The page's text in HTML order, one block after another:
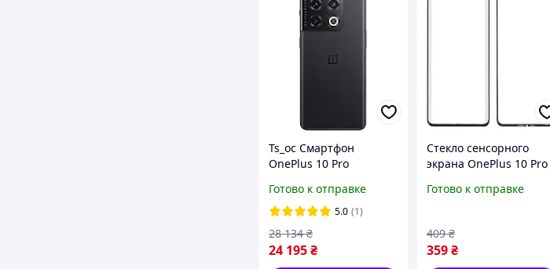
Ts_oc Смартфон
OnePlus 10 Pro
Cos_juxs
Готово к отправке
5.0 (1)
24 195₴
28 134 ₴
Стекло сенсорного
экрана OnePlus 10 Pro
NE2213, NE2215 черное
Готово к отправке
359₴
409 ₴